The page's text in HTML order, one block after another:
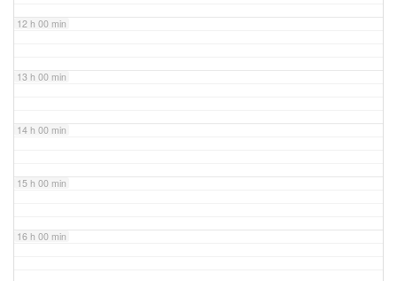
12 h 00 min
13 h 00 min
14 h 00 min
15 h 00 min
16 h 00 min